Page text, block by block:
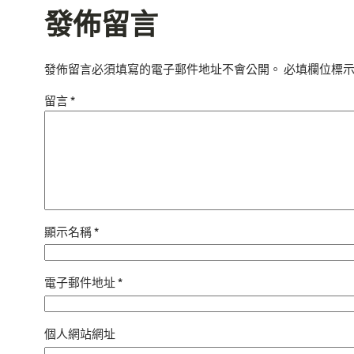
發佈留言
發佈留言必須填寫的電子郵件地址不會公開。 必填欄位標
留言*
顯示名稱*
電子郵件地址*
個人網站網址